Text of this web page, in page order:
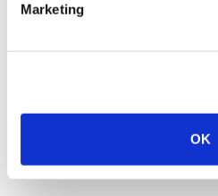
Marketing
OK
25.06.2026
Natureza e florestas